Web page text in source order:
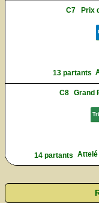
C7 Prix
13 partants
C8 Grand
14 partants Attelé